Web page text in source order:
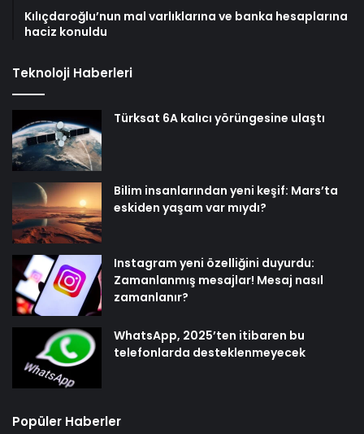
Kılıçdaroğlu’nun mal varlıklarına ve banka hesaplarına
haciz konuldu
Teknoloji Haberleri
Türksat 6A kalıcı yörüngesine ulaştı
Bilim insanlarından yeni keşif: Mars’ta
eskiden yaşam var mıydı?
Instagram yeni özelliğini duyurdu:
Zamanlanmış mesajlar! Mesaj nasıl
zamanlanır?
WhatsApp, 2025’ten itibaren bu
telefonlarda desteklenmeyecek
Popüler Haberler